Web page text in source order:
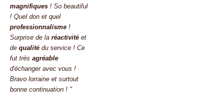
magnifiques! So beautiful
! Quel don et quel
professionnalisme!
Surprise de la réactivitéet
de qualitédu service ! Ce
fut très agréable
d'échanger avec vous !
Bravo lorraine et surtout
bonne continuation ! "